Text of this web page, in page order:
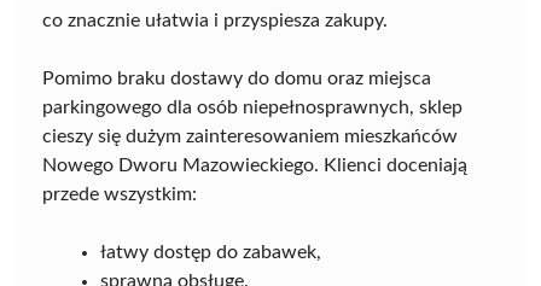
co znacznie ułatwia i przyspiesza zakupy.
Pomimo braku dostawy do domu oraz miejsca
parkingowego dla osób niepełnosprawnych, sklep
cieszy się dużym zainteresowaniem mieszkańców
Nowego Dworu Mazowieckiego. Klienci doceniają
przede wszystkim:
łatwy dostęp do zabawek,
sprawną obsługę.